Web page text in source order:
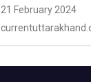
21 February 2024